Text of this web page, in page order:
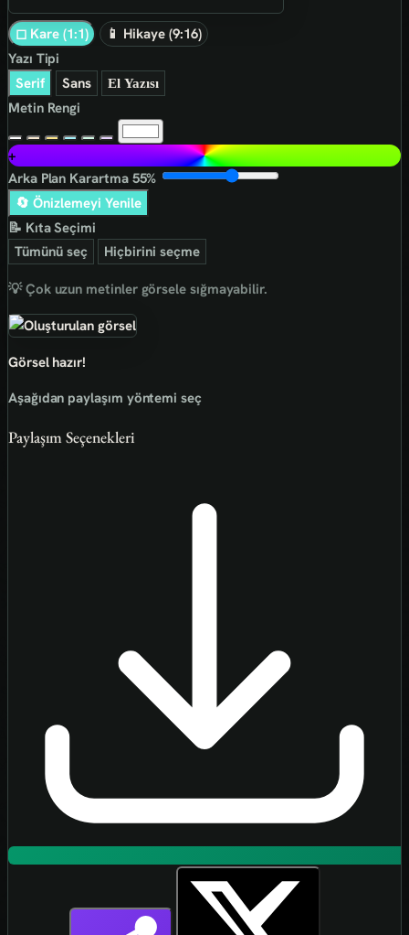
◻ Kare (1:1)
📱 Hikaye (9:16)
Yazı Tipi
Serif
Sans El Yazısı
Metin Rengi
+
Arka Plan Karartma 55%
🔄 Önizlemeyi Yenile
📝 Kıta Seçimi
Tümünü seç
Hiçbirini seçme
💡 Çok uzun metinler görsele sığmayabilir.
Görsel hazır!
Aşağıdan paylaşım yöntemi seç
Paylaşım Seçenekleri